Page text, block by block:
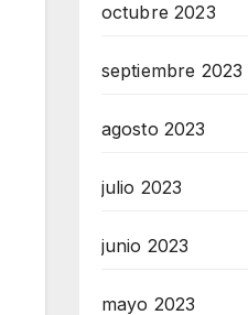
octubre 2023
septiembre 2023
agosto 2023
julio 2023
junio 2023
mayo 2023